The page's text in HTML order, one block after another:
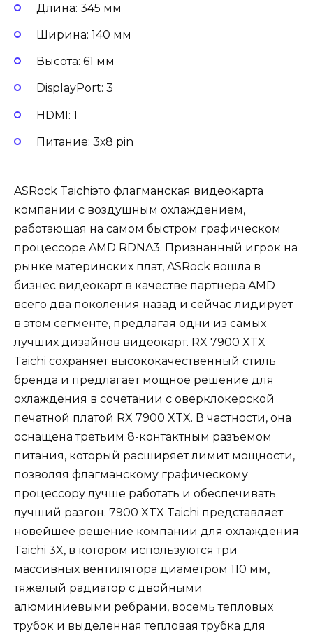
Длина: 345 мм
Ширина: 140 мм
Высота: 61 мм
DisplayPort: 3
HDMI: 1
Питание: 3х8 pin
ASRock Taichiэто флагманская видеокарта
компании с воздушным охлаждением,
работающая на самом быстром графическом
процессоре AMD RDNA3. Признанный игрок на
рынке материнских плат, ASRock вошла в
бизнес видеокарт в качестве партнера AMD
всего два поколения назад и сейчас лидирует
в этом сегменте, предлагая одни из самых
лучших дизайнов видеокарт. RX 7900 XTX
Taichi сохраняет высококачественный стиль
бренда и предлагает мощное решение для
охлаждения в сочетании с оверклокерской
печатной платой RX 7900 XTX. В частности, она
оснащена третьим 8-контактным разъемом
питания, который расширяет лимит мощности,
позволяя флагманскому графическому
процессору лучше работать и обеспечивать
лучший разгон. 7900 XTX Taichi представляет
новейшее решение компании для охлаждения
Taichi 3X, в котором используются три
массивных вентилятора диаметром 110 мм,
тяжелый радиатор с двойными
алюминиевыми ребрами, восемь тепловых
трубок и выделенная тепловая трубка для